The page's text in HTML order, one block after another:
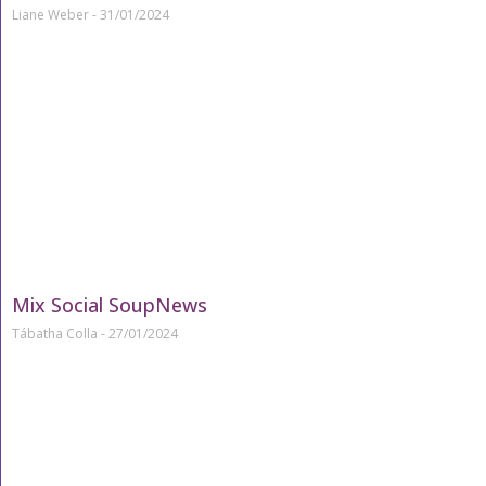
Liane Weber 31/01/2024
Mix Social SoupNews
Tábatha Colla 27/01/2024